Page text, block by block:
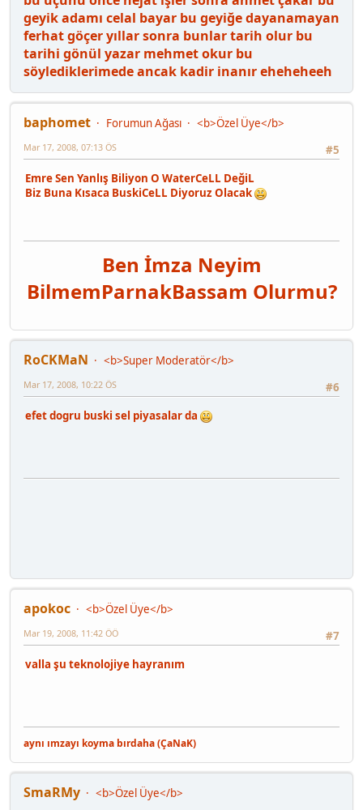
geyik adamı celal bayar bu geyiğe dayanamayan
ferhat göçer yıllar sonra bunlar tarih olur bu
tarihi gönül yazar mehmet okur bu
söylediklerimede ancak kadir inanır eheheheeh
baphomet Forumun Ağası
<b>Özel Üye</b>
#5
Mar 17, 2008, 07:13 ÖS
Emre Sen Yanlış Biliyon O WaterCeLL DeğiL
Biz Buna Kısaca BuskiCeLL Diyoruz Olacak
Ben İmza Neyim
BilmemParnakBassam Olurmu?
RoCKMaN
<b>Super Moderatör</b>
#6
Mar 17, 2008, 10:22 ÖS
efet dogru buski sel piyasalar da
apokoc
<b>Özel Üye</b>
#7
Mar 19, 2008, 11:42 ÖÖ
valla şu teknolojiye hayranım
aynı ımzayı koyma bırdaha (ÇaNaK)
SmaRMy
<b>Özel Üye</b>